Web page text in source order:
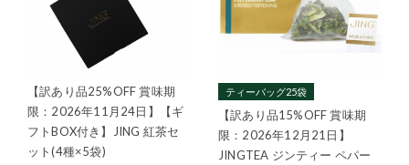
【訳あり品25%OFF 賞味期
限：2026年11月24日】【ギ
フトBOX付き】JING 紅茶セ
ット(4種×5袋)
ティーバッグ25袋
【訳あり品15%OFF 賞味期
限：2026年12月21日】
JINGTEA ジンティー ペパー